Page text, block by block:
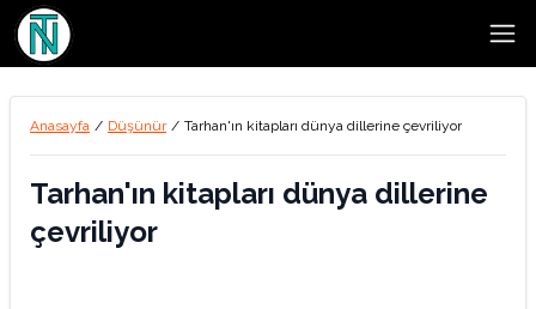
Anasayfa / Düşünür / Tarhan'ın kitapları dünya dillerine çevriliyor
Tarhan'ın kitapları dünya dillerine
çevriliyor